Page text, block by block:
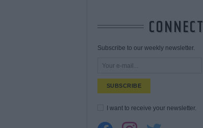
CONNECT
Subscribe to our weekly newsletter.
SUBSCRIBE
I want to receive your newsletter.